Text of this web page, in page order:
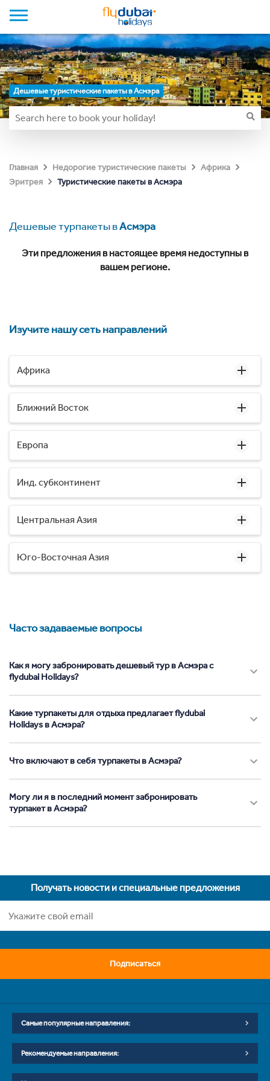
Дешевые туристические пакеты в Асмэра
Главная Недорогие туристические пакеты
Африка
Эритрея
Туристические пакеты в Асмэра
Дешевые турпакеты вАсмэра
Эти предложения в настоящее время недоступны в
вашем регионе.
Изучите нашу сеть направлений
Африка
Ближний Восток
Европа
Инд. субконтинент
Центральная Азия
Юго-Восточная Азия
Часто задаваемые вопросы
Как я могу забронировать дешевый тур в Асмэра с
flydubai Holidays?
Какие турпакеты для отдыха предлагает flydubai
Holidays в Асмэра?
Что включают в себя турпакеты в Асмэра?
Могу ли я в последний момент забронировать
турпакет в Асмэра?
Получать новости и специальные предложения
Подписаться
Самые популярные направления:
Рекомендуемые направления: